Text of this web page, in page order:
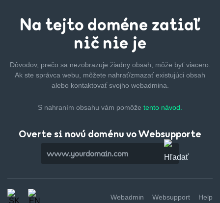
Na tejto doméne zatiaľ
nič nie je
Dôvodov, prečo sa nezobrazuje žiadny obsah, môže byťviacero.
Ak ste správca webu, môžete nahrať/zmazaťexistujúci obsah
alebo kontaktovať svojho webadmina.
S nahraním obsahu vám pomôže tento návod.
Overte si novú doménu vo Websupporte
Webadmin Websupport Help